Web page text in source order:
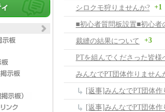
シロクモ狩りませんか? +1
裁縫の結果について
+3
PTを組んでくださった皆様
みんなでPT団体作りません